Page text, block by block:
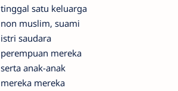
tinggal satu keluarga
non muslim, suami
istri saudara
perempuan mereka
serta anak-anak
mereka mereka